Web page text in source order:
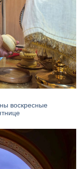
воскресные